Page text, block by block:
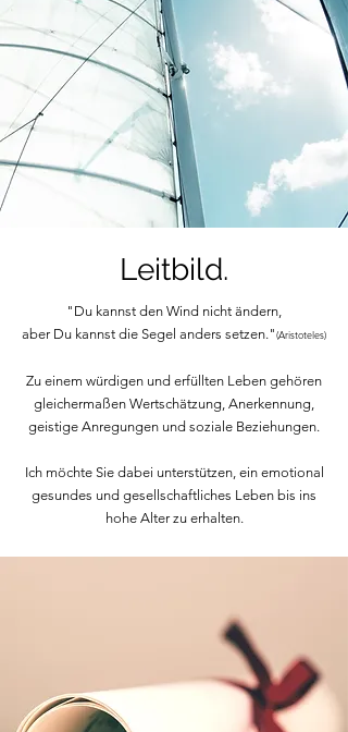
Leitbild.
"Du kannst den Wind nicht ändern,
aber Du kannst die Segel anders setzen."(Aristoteles)
Zu einem würdigen und erfüllten Leben gehören
gleichermaßen Wertschätzung, Anerkennung,
geistige Anregungen und soziale Beziehungen.
Ich möchte Sie dabei unterstützen, ein emotional
gesundes und gesellschaftliches Leben bis ins
hohe Alter zu erhalten.